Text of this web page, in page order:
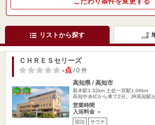
リストから探す
ＣＨＲＥＳセリーズ
-点/ 0 件
高知県 / 高知市
新木駅1.32km 土佐一宮駅1.06km
高知中央ICから車で2分。JR高知駅
営業時間
入浴料金 ～
宿泊 サウナ